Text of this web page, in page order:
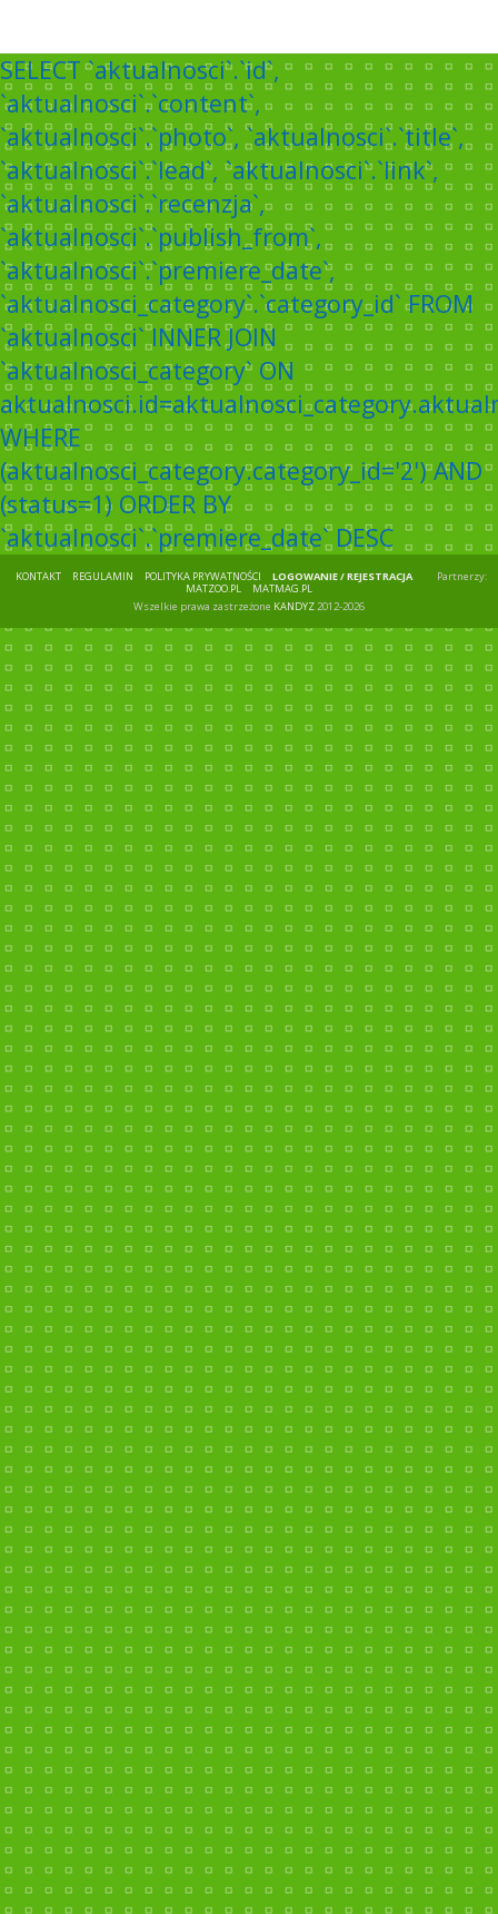
SELECT `aktualnosci`.`id`,
`aktualnosci`.`content`,
`aktualnosci`.`photo`, `aktualnosci`.`title`,
`aktualnosci`.`lead`, `aktualnosci`.`link`,
`aktualnosci`.`recenzja`,
`aktualnosci`.`publish_from`,
`aktualnosci`.`premiere_date`,
`aktualnosci_category`.`category_id` FROM
`aktualnosci` INNER JOIN
`aktualnosci_category` ON
WHERE
(aktualnosci_category.category_id='2') AND
(status=1) ORDER BY
`aktualnosci`.`premiere_date` DESC
KONTAKT REGULAMIN POLITYKA PRYWATNOŚCI LOGOWANIE / REJESTRACJA
Partnerzy:
MATZOO.PL
MATMAG.PL
Wszelkie prawa zastrzeżone KANDYZ2012-2026